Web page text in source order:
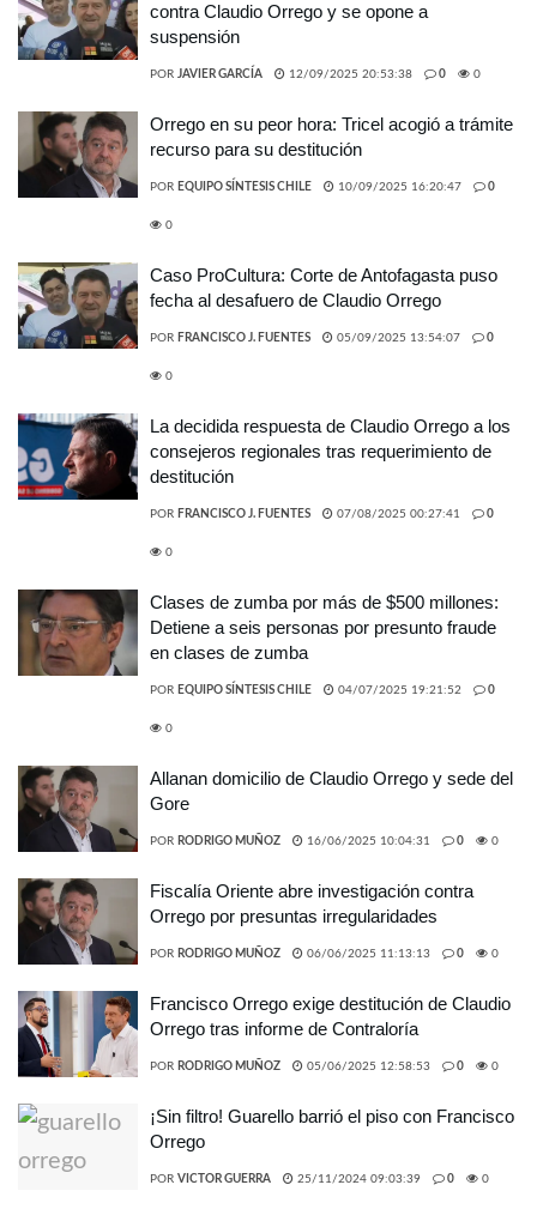
contra Claudio Orrego y se opone a
suspensión
POR JAVIER GARCÍA 12/09/2025 20:53:38 0 0
Orrego en su peor hora: Tricel acogió a trámite
recurso para su destitución
POR EQUIPO SÍNTESIS CHILE 10/09/2025 16:20:47 0
0
Caso ProCultura: Corte de Antofagasta puso
fecha al desafuero de Claudio Orrego
POR FRANCISCO J. FUENTES 05/09/2025 13:54:07 0
0
La decidida respuesta de Claudio Orrego a los
consejeros regionales tras requerimiento de
destitución
POR FRANCISCO J. FUENTES 07/08/2025 00:27:41 0
0
Clases de zumba por más de $500 millones:
Detiene a seis personas por presunto fraude
en clases de zumba
POR EQUIPO SÍNTESIS CHILE 04/07/2025 19:21:52 0
0
Allanan domicilio de Claudio Orrego y sede del
Gore
POR RODRIGO MUÑOZ 16/06/2025 10:04:31 0 0
Fiscalía Oriente abre investigación contra
Orrego por presuntas irregularidades
POR RODRIGO MUÑOZ 06/06/2025 11:13:13 0 0
Francisco Orrego exige destitución de Claudio
Orrego tras informe de Contraloría
POR RODRIGO MUÑOZ 05/06/2025 12:58:53 0 0
¡Sin filtro! Guarello barrió el piso con Francisco
Orrego
POR VICTOR GUERRA 25/11/2024 09:03:39 0 0